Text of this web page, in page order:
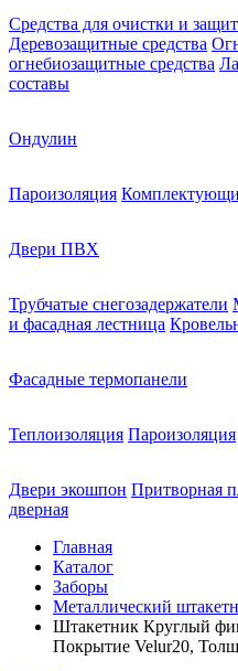
Средства для очистки и
Деревозащитные средства
огнебиозащитные средства
составы
Ондулин
Пароизоляция
Двери ПВХ
Трубчатые снегозадержатели
и фасадная лестница
Фасадные термопанели
Теплоизоляция Пароизоляция
Двери экошпон Притворная
дверная
Главная
Каталог
Заборы
Металлический
Штакетник Круглый
Покрытие Velur20,